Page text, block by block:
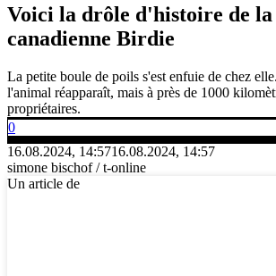
Voici la drôle d'histoire de la
canadienne Birdie
La petite boule de poils s'est enfuie de chez
l'animal réapparaît, mais à près de 1000
propriétaires.
0
16.08.2024, 14:5716.08.2024, 14:57
simone bischof / t-online
Un article de